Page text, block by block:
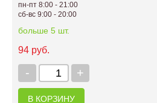
пн-пт 8:00 - 21:00
сб-вс 9:00 - 20:00
больше 5 шт.
94 руб.
+
-
В КОРЗИНУ